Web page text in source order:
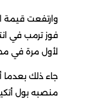
وارتفعت قيمة
لأول مرة في
جاء ذلك بعدما
منصبه بول